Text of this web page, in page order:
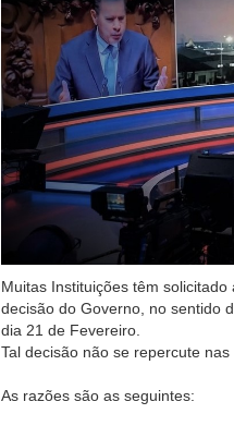
Muitas Instituições têm
decisão do Governo, no sentido
dia 21 de Fevereiro.
Tal decisão não se repercute
As razões são as seguintes: